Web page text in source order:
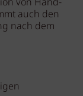
auch den
nach dem